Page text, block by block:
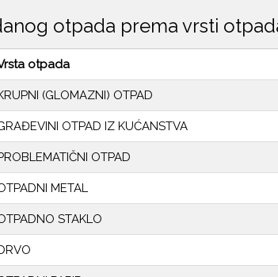
otpada prema vrsti
otpada
(GLOMAZNI) OTPAD
OTPAD IZ KUĆANSTVA
OTPAD
METAL
STAKLO